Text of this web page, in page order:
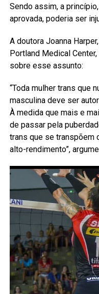
Sendo assim, a
aprovada, poderia ser
A doutora Joanna
Portland Medical
sobre esse assunto:
“Toda mulher trans que
masculina deve ser
À medida que mais e
de passar pela
trans que se transpõem
alto-rendimento”,